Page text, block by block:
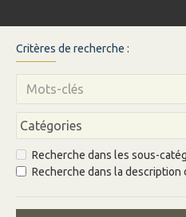
Critères de recherche :
Recherche dans les sous-
Recherche dans la description